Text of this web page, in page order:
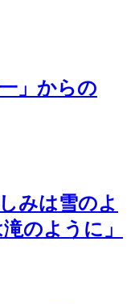
」からの
みは雪のよ
のように」